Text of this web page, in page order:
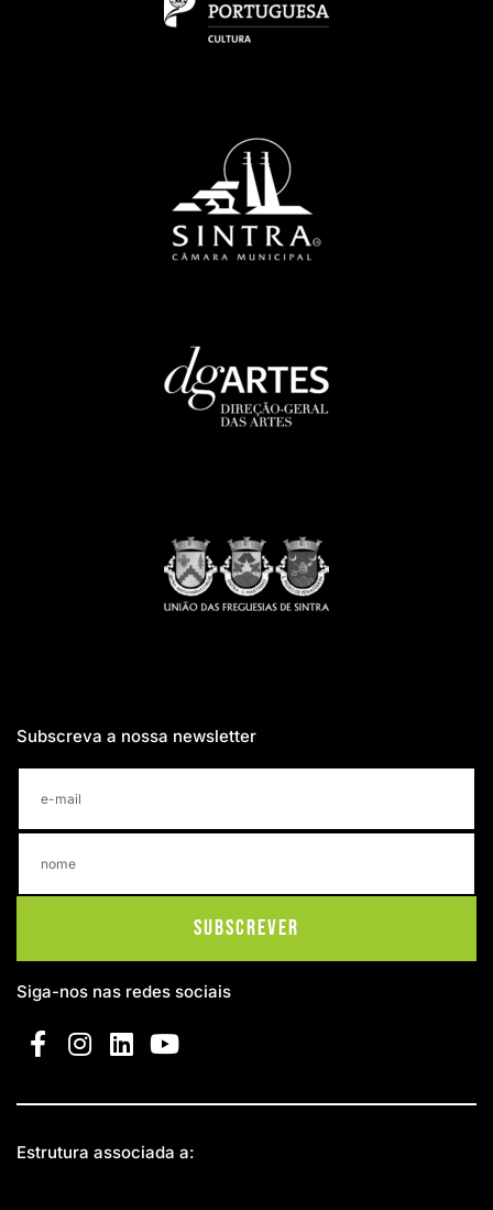
Subscreva a nossa newsletter
Subscrever
Siga-nos nas redes sociais
Estrutura associada a: